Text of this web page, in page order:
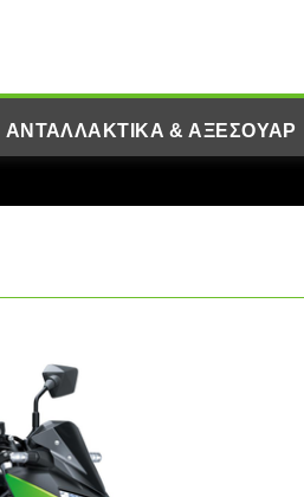
ΑΝΤΑΛΛΑΚΤΙΚΆ & ΑΞΕΣΟΥΆΡ